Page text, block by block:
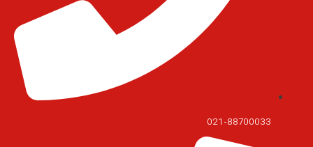
021-88700033